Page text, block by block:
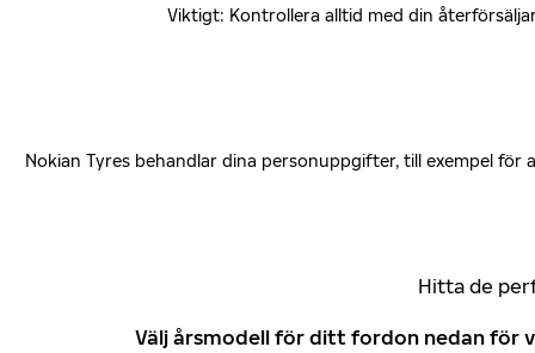
Viktigt: Kontrollera alltid med din
Nokian Tyres behandlar dina personuppgifter, till exempel
Hitta de
Välj årsmodell för ditt fordon nedan för